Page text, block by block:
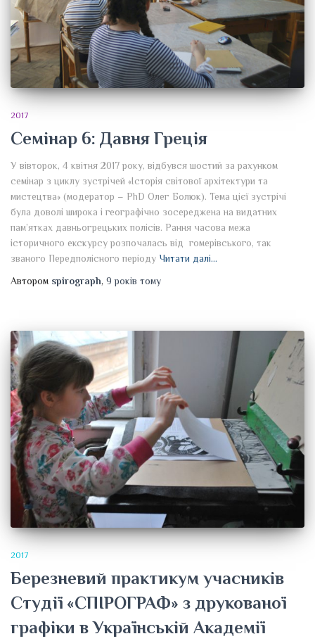
2017
Семінар 6: Давня Греція
У вівторок, 4 квітня 2017 року, відбувся шостий за рахунком
семінар з циклу зустрічей «Історія світової архітектури та
мистецтва» (модератор – PhD Олег Болюк). Тема цієї зустрічі
була доволі широка і географічно зосереджена на видатних
пам’ятках давньогрецьких полісів. Рання часова межа
історичного екскурсу розпочалась від гомерівського, так
званого Передполісного періоду Читати далі…
Автором spirograph, 9 років тому
2017
Березневий практикум учасників
Студії «СПІРОГРАФ» з друкованої
графіки в Українській Академії